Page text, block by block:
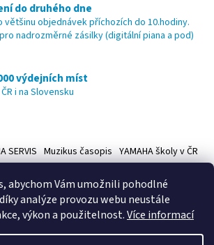
abychom Vám umožnili pohodlné
analýze provozu webu neustále
výkon a použitelnost.Více informací
do druhého dne
většinu objednávek příchozích do 10.hodiny.
nadrozměrné zásilky (digitální piana a pod)
výdejních míst
i na Slovensku
SERVIS Muzikus časopis YAMAHA školy v ČR